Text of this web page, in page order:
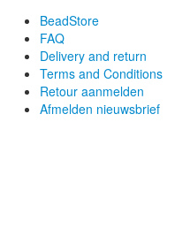
BeadStore
FAQ
Delivery and return
Terms and Conditions
Retour aanmelden
Afmelden nieuwsbrief